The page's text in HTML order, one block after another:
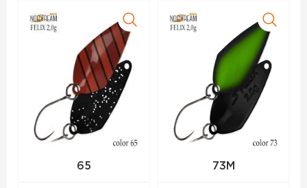
65 73M